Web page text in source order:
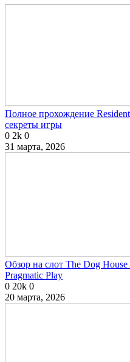
Полное прохождение
секреты игры
0 2k 0
31 марта, 2026
Обзор на слот The Dog
Pragmatic Play
0 20k 0
20 марта, 2026